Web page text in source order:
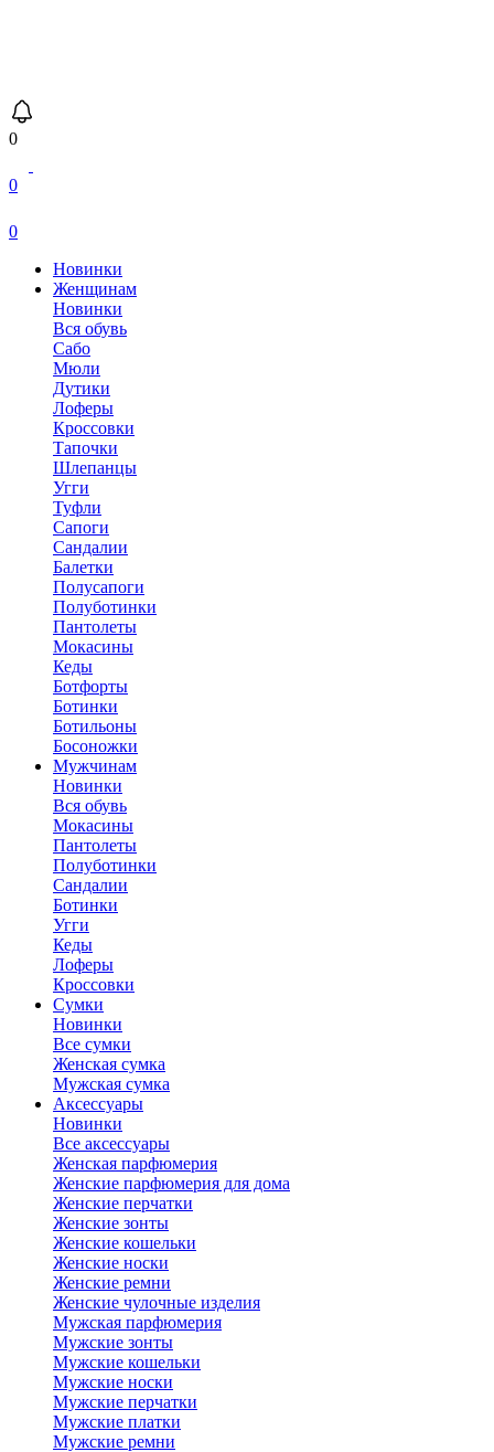
0
0
0
Новинки
Женщинам
Новинки
Вся обувь
Сабо
Мюли
Дутики
Лоферы
Кроссовки
Тапочки
Шлепанцы
Угги
Туфли
Сапоги
Сандалии
Балетки
Полусапоги
Полуботинки
Пантолеты
Мокасины
Кеды
Ботфорты
Ботинки
Ботильоны
Босоножки
Мужчинам
Новинки
Вся обувь
Мокасины
Пантолеты
Полуботинки
Сандалии
Ботинки
Угги
Кеды
Лоферы
Кроссовки
Сумки
Новинки
Все сумки
Женская сумка
Мужская сумка
Аксессуары
Новинки
Все аксессуары
Женская парфюмерия
Женские парфюмерия для дома
Женские перчатки
Женские зонты
Женские кошельки
Женские носки
Женские ремни
Женские чулочные изделия
Мужская парфюмерия
Мужские зонты
Мужские кошельки
Мужские носки
Мужские перчатки
Мужские платки
Мужские ремни